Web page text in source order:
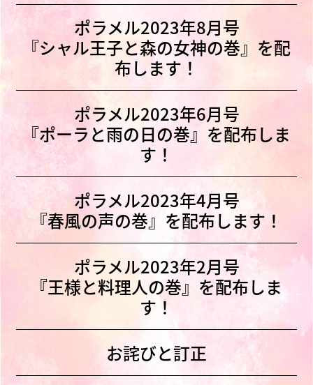
ポラメル2023年8月号
『シャル王子と森の女神の巻』を配
布します！
ポラメル2023年6月号
『ポーラと雨の日の巻』を配布しま
す！
ポラメル2023年4月号
『春風の声の巻』を配布します！
ポラメル2023年2月号
『王様と料理人の巻』を配布しま
す！
お詫びと訂正